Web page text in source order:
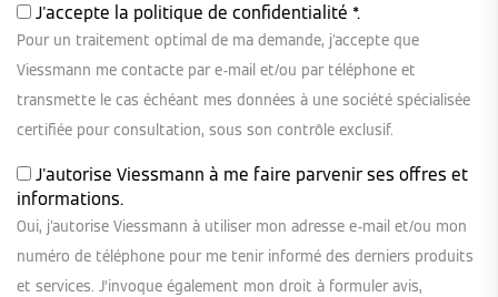
J'accepte la politique de confidentialité *.
Pour un traitement optimal de ma demande, j'accepte que
Viessmann me contacte par e-mail et/ou par téléphone et
transmette le cas échéant mes données à une société spécialisée
certifiée pour consultation, sous son contrôle exclusif.
J'autorise Viessmann à me faire parvenir ses offres et
informations.
Oui, j'autorise Viessmann à utiliser mon adresse e-mail et/ou mon
numéro de téléphone pour me tenir informé des derniers produits
et services. J’invoque également mon droit à formuler avis,